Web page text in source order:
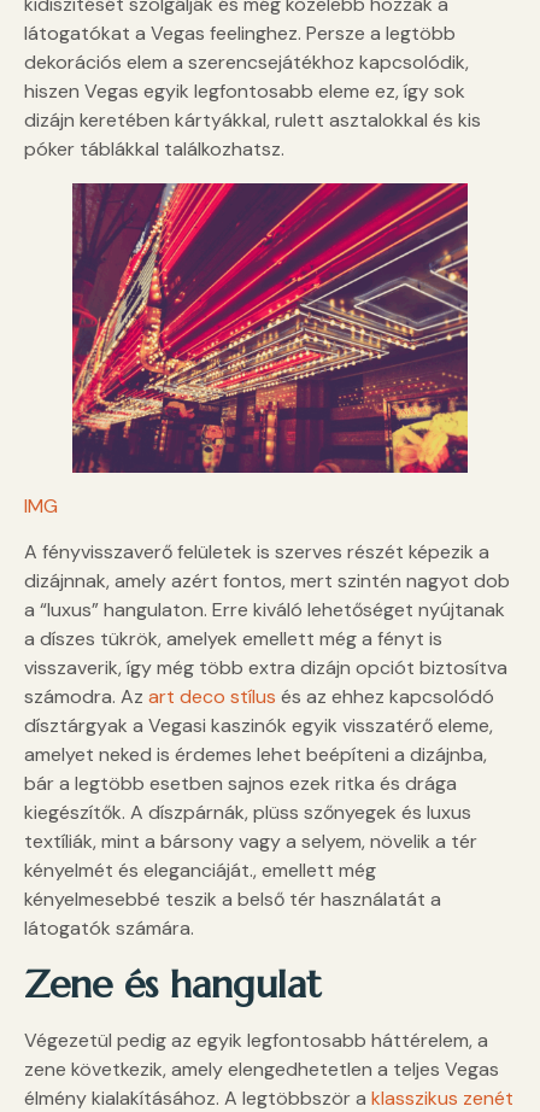
látogatókat a Vegas feelinghez. Persze a legtöbb
dekorációs elem a szerencsejátékhoz kapcsolódik,
hiszen Vegas egyik legfontosabb eleme ez, így sok
dizájn keretében kártyákkal, rulett asztalokkal és kis
póker táblákkal találkozhatsz.
IMG
A fényvisszaverő felületek is szerves részét képezik a
dizájnnak, amely azért fontos, mert szintén nagyot dob
a “luxus” hangulaton. Erre kiváló lehetőséget nyújtanak
a díszes tükrök, amelyek emellett még a fényt is
visszaverik, így még több extra dizájn opciót biztosítva
számodra. Az art deco stílus és az ehhez kapcsolódó
dísztárgyak a Vegasi kaszinók egyik visszatérő eleme,
amelyet neked is érdemes lehet beépíteni a dizájnba,
bár a legtöbb esetben sajnos ezek ritka és drága
kiegészítők. A díszpárnák, plüss szőnyegek és luxus
textíliák, mint a bársony vagy a selyem, növelik a tér
kényelmét és eleganciáját., emellett még
kényelmesebbé teszik a belső tér használatát a
látogatók számára.
Zene és hangulat
Végezetül pedig az egyik legfontosabb háttérelem, a
zene következik, amely elengedhetetlen a teljes Vegas
élmény kialakításához. A legtöbbször a klasszikus zenét